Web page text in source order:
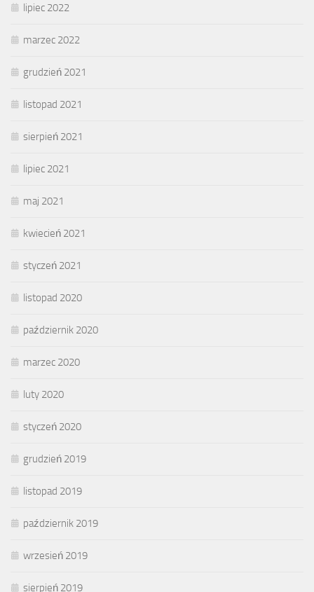
lipiec 2022
marzec 2022
grudzień 2021
listopad 2021
sierpień 2021
lipiec 2021
maj 2021
kwiecień 2021
styczeń 2021
listopad 2020
październik 2020
marzec 2020
luty 2020
styczeń 2020
grudzień 2019
listopad 2019
październik 2019
wrzesień 2019
sierpień 2019